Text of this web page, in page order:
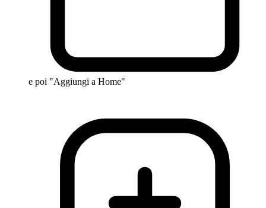
e poi "Aggiungi a Home"